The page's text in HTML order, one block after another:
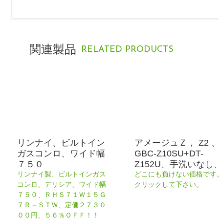
関連製品 RELATED PRODUCTS
リンナイ、ビルトイン
ガスコンロ、ワイド幅
７５０
リンナイ製、ビルトインガス
コンロ、デリシア、ワイド幅
７５０、ＲＨＳ７１Ｗ１５Ｇ
７Ｒ－ＳＴＷ、定価２７３０
００円、５６％ＯＦＦ！！
アメージュＺ， Z2
GBC-Z10SU+DT-
Z152U、手洗いなし
どこにも負けない価格です
クリックして下さい。